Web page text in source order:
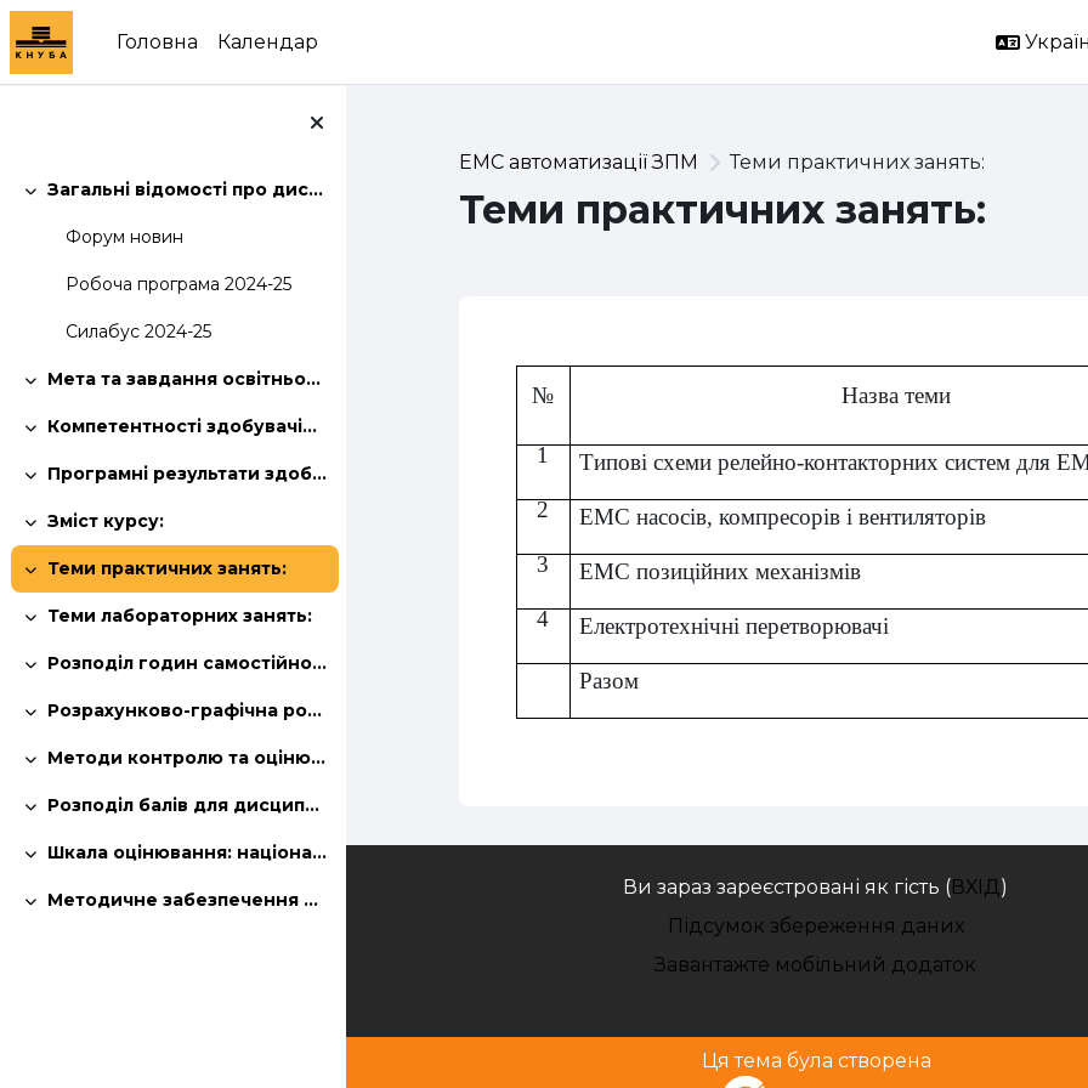
Перейти до головного вмісту
Головна
Календар
Згорнути
Загальні відомості про дисципліну:
Форум новин
Робоча програма 2024-25
Силабус 2024-25
Згорнути
Мета та завдання освітньої компонети:
Згорнути
Компетентності здобувачів освітньої програми:
Згорнути
Програмні результати здобувачів освітньої програми:
Згорнути
Зміст курсу:
Згорнути
Теми практичних занять:
Згорнути
Теми лабораторних занять:
Згорнути
Розподіл годин самостійної роботи здобувачів:
Згорнути
Розрахунково-графічна робота (РГР):
Згорнути
Методи контролю та оцінювання знань:
Згорнути
Розподіл балів для дисципліни:
Згорнути
Шкала оцінювання: національна та ECTS (залік):
Згорнути
Методичне забезпечення дисципліни:
ЕМС автоматизації ЗПМ Теми практичних занять:
Теми практичних занять:
Схема розділу
№ Назва теми
1
Типові схеми релейно-контакторних систем для
2
ЕМС насосів, компресорів і вентиляторів
3
ЕМС позиційних механізмів
4
Електротехнічні перетворювачі
Разом
Ви зараз зареєстровані як гість (ВХІД)
Підсумок збереження даних
Завантажте мобільний додаток
Ця тема була створена